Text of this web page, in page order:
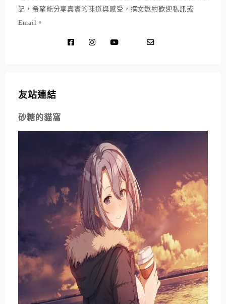
記，希望能分享真實的味道與感受，撰文邀約歡迎私訊或
Email。
友站連結
砂糖的貓窩